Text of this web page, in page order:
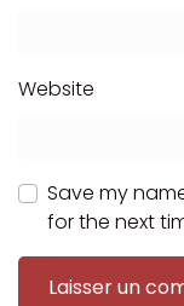
Website
Save my
for the next